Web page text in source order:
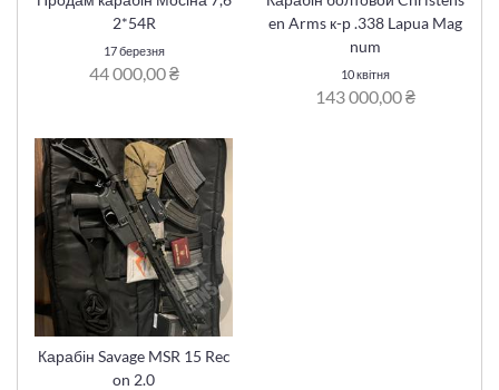
2*54R
17 березня
44 000,00 ₴
en Arms к-р .338 Lapua Mag
num
10 квітня
143 000,00 ₴
Карабін Savage MSR 15 Rec
on 2.0